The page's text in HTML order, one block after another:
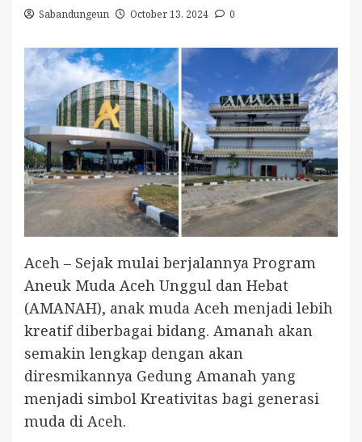
Sabandungeun October 13, 2024 0
Aceh – Sejak mulai berjalannya Program
Aneuk Muda Aceh Unggul dan Hebat
(AMANAH), anak muda Aceh menjadi lebih
kreatif diberbagai bidang. Amanah akan
semakin lengkap dengan akan
diresmikannya Gedung Amanah yang
menjadi simbol Kreativitas bagi generasi
muda di Aceh.